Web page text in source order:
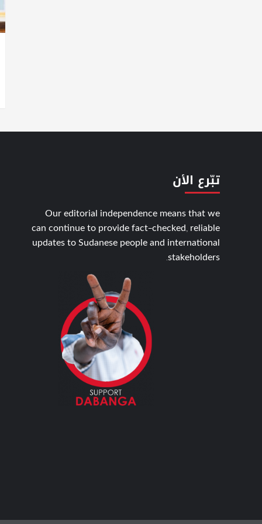
تبّرع الأن
Our editorial independence means that we
can continue to provide fact-checked, reliable
updates to Sudanese people and international
stakeholders.